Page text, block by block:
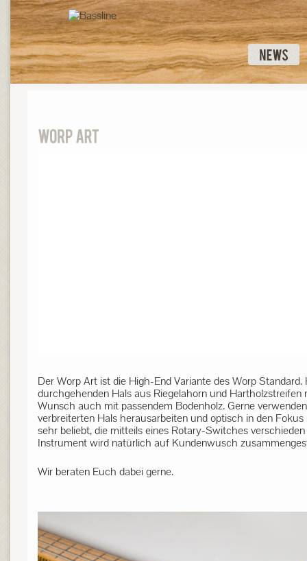
Der Worp Art ist die High-End Variante des Worp
durchgehenden Hals aus Riegelahorn und
Wunsch auch mit passendem Bodenholz. Gerne
verbreiterten Hals herausarbeiten und optisch in den
sehr beliebt, die mitteils eines Rotary-Switches
Instrument wird natürlich auf Kundenwusch
Wir beraten Euch dabei gerne.